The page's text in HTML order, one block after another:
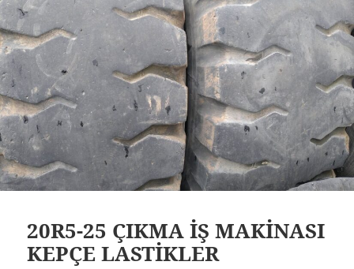
20R5-25 ÇIKMA İŞ MAKİNASI
KEPÇE LASTİKLER